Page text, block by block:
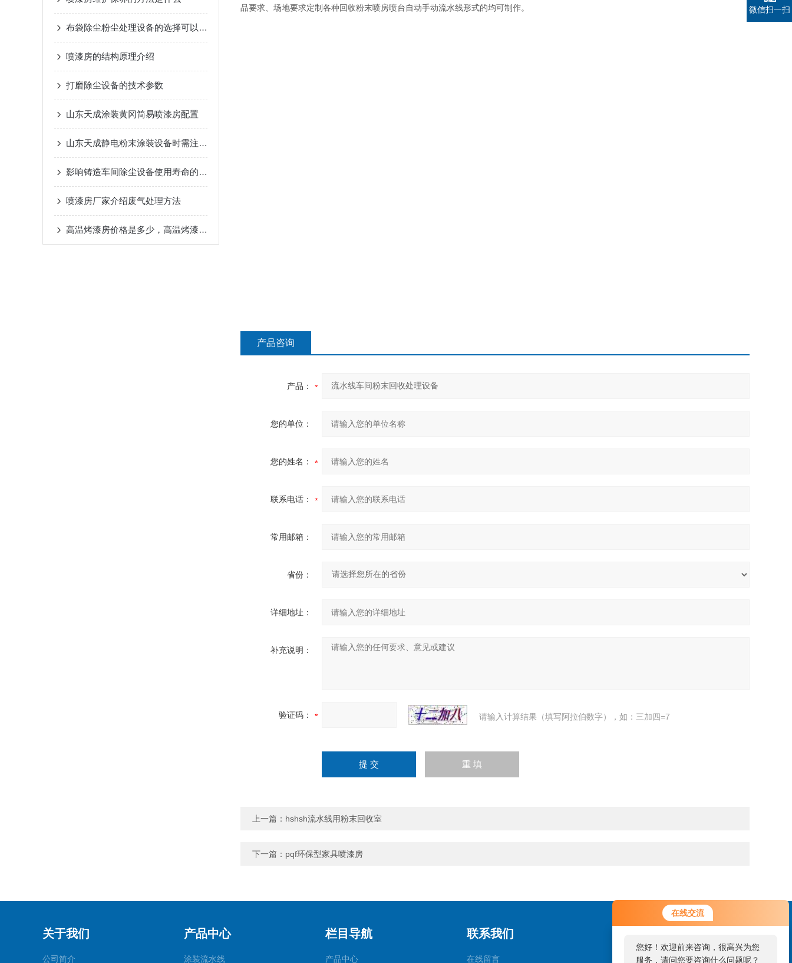
在线交流
您好！欢迎前来咨询，很高兴为您
服务，请问您要咨询什么问题呢？
布袋除尘粉尘处理设备的选择可以参考哪几点
喷漆房的结构原理介绍
打磨除尘设备的技术参数
山东天成涂装黄冈简易喷漆房配置
山东天成静电粉末涂装设备时需注意以下几点
影响铸造车间除尘设备使用寿命的因素有哪些？
喷漆房厂家介绍废气处理方法
高温烤漆房价格是多少，高温烤漆房如何维护？
品要求、场地要求定制各种回收粉末喷房喷台自动手动流水线形式的均可制作。
产品咨询
产品：
您的单位：
您的姓名：
联系电话：
常用邮箱：
省份：
详细地址：
补充说明：
验证码： 请输入计算结果（填写阿拉伯数字），如：三加四=7
上一篇： hshsh流水线用粉末回收室
下一篇： pqf环保型家具喷漆房
关于我们
公司简介
产品中心
涂装流水线
栏目导航
产品中心
联系我们
在线留言
微信扫一扫